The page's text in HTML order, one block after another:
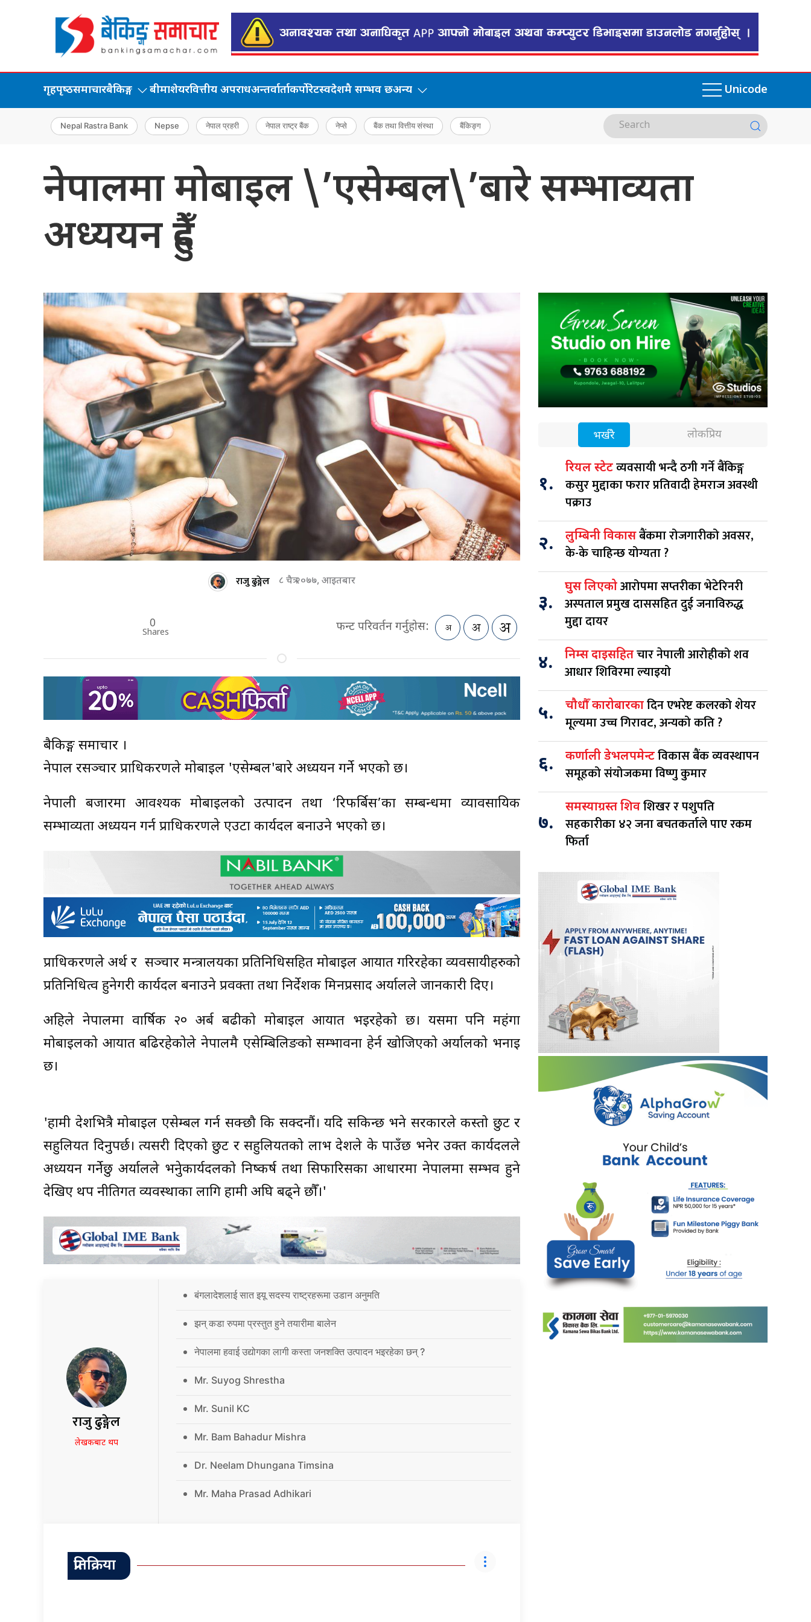
गृहपृष्‍ठसमाचारबैकिङ्ग बीमाशेयरवित्तीय अपराधअन्तर्वार्ताकर्पोरेटस्वदेशमै सम्भव छअन्य Unicode
Nepal Rastra Bank Nepse नेपाल प्रहरी नेपाल राष्ट्र बैंक नेप्से बैंक तथा वित्तीय संस्था बैंकिङ्ग
नेपालमा मोबाइल \’एसेम्बल\’बारे सम्भाव्यता
अध्ययन हुँदै
राजु ढुङ्गेल ८ चैत्र २०७७, आइतबार
0
Shares फन्ट परिवर्तन गर्नुहोस:
बैकिङ्ग समाचार ।
नेपाल दूरसञ्‍चार प्राधिकरणले मोबाइल 'एसेम्बल'बारे अध्ययन गर्ने भएको छ।
नेपाली बजारमा आवश्यक मोबाइलको उत्पादन तथा ‘रिफर्बिस’का सम्बन्धमा व्यावसायिक
सम्भाव्यता अध्ययन गर्न प्राधिकरणले एउटा कार्यदल बनाउने भएको छ।
प्राधिकरणले अर्थ र सञ्‍चार मन्त्रालयका प्रतिनिधिसहित मोबाइल आयात गरिरहेका व्यवसायीहरुको
प्रतिनिधित्व हुनेगरी कार्यदल बनाउने प्रवक्ता तथा निर्देशक मिनप्रसाद अर्यालले जानकारी दिए।
अहिले नेपालमा वार्षिक २० अर्ब बढीको मोबाइल आयात भइरहेको छ। यसमा पनि महंगा
मोबाइलको आयात बढिरहेकोले नेपालमै एसेम्बिलिङको सम्भावना हेर्न खोजिएको अर्यालको भनाइ
छ।
'हामी देशभित्रै मोबाइल एसेम्बल गर्न सक्छौ कि सक्दनौं। यदि सकिन्छ भने सरकारले कस्तो छुट र
सहुलियत दिनुपर्छ। त्यसरी दिएको छुट र सहुलियतको लाभ देशले के पाउँछ भनेर उक्त कार्यदलले
अध्ययन गर्नेछु अर्यालले भनेुकार्यदलको निष्कर्ष तथा सिफारिसका आधारमा नेपालमा सम्भव हुने
देखिए थप नीतिगत व्यवस्थाका लागि हामी अघि बढ्ने छौँ।'
राजु ढुङ्गेल
लेखकबाट थप
बंगलादेशलाई सात इयू सदस्य राष्ट्रहरूमा उडान अनुमति
झन् कडा रुपमा प्रस्तुत हुने तयारीमा बालेन
नेपालमा हवाई उद्योगका लागी कस्ता जनशक्ति उत्पादन भइरहेका छन् ?
Mr. Suyog Shrestha
Mr. Sunil KC
Mr. Bam Bahadur Mishra
Dr. Neelam Dhungana Timsina
Mr. Maha Prasad Adhikari
प्रतिक्रिया
भर्खरै लोकप्रिय
१.
रियल स्टेटव्यवसायी भन्दै ठगी गर्ने बैंकिङ्ग
कसुर मुद्दाका फरार प्रतिवादी हेमराज अवस्थी
पक्राउ
२. लुम्बिनी विकासबैंकमा रोजगारीको अवसर,
के-के चाहिन्छ योग्यता ?
३.
घुस लिएकोआरोपमा सप्तरीका भेटेरिनरी
अस्पताल प्रमुख दाससहित दुई जनाविरुद्ध
मुद्दा दायर
४. निम्स दाइसहितचार नेपाली आरोहीको शव
आधार शिविरमा ल्याइयो
५. चौधौँ कारोबारकादिन एभरेष्ट कलरको शेयर
मूल्यमा उच्च गिरावट, अन्यको कति ?
६. कर्णाली डेभलपमेन्टविकास बैंक व्यवस्थापन
समूहको संयोजकमा विष्णु कुमार
७.
समस्याग्रस्त शिवशिखर र पशुपति
सहकारीका ४२ जना बचतकर्ताले पाए रकम
फिर्ता